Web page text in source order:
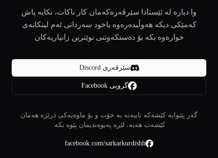
وا دیارە لە ئێستادا سێرڤەرەکەمان کار ناکات، تکایە پاش
کەمێکی دیکە هەوڵبدەرەوە یاخود سەردانی ئەم لینکانەی
خوارەوە بکە بۆ دەستکەوتنی نوێترین زانیاریەکان
سێرڤەری Discord
گروپی Facebook
گەر پێتوایە کێشەکە تایبەتە بە خۆت و بۆ ماوەیەکی درێژە هەمان
کێشەت هەیە، لێرە پەیوەندیمان پێوە بکە:
facebook.com/sarkarkurdishh